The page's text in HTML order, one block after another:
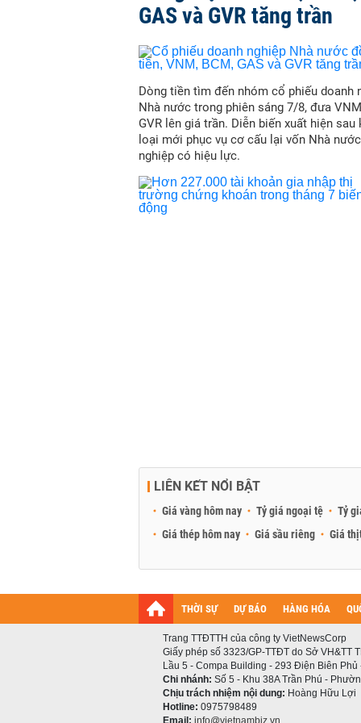
một cuộc kiểm tra cùng chẩn đoán y
Theo kênh truyền hình Zvezda, dữ liệu
Hôm 29/7, Phó Thủ tướng Nga Tatyana
19 "hứa hẹn nhất của Nga".
Bà Golikova cho hay việc đăng kí vắc
tháng 9.
Loại vắc xin còn lại - do Trung tâm
triển, được cho là sẽ đăng kí vào tháng
Golikova cho hay.
Hôm 1/8, Bộ trưởng Bộ Y tế Nga
chủng hàng loạt vào tháng 10.
Theo cập nhật từ Đại học Johns
tính với COVID-19 và 14.327 ca tử vong.
GAS và GVR tăng trần
Dòng tiền tìm đến nhóm cổ phiếu doanh
Nhà nước trong phiên sáng 7/8, đưa
GVR lên giá trần. Diễn biến xuất hiện sau
loại mới phục vụ cơ cấu lại vốn Nhà
nghiệp có hiệu lực.
LIÊN KẾT NỔI BẬT
Giá vàng hôm nay Tỷ giá ngoại tệ Tỷ
Giá thép hôm nay
Giá sầu riêng Giá
THỜI SỰ DỰ BÁO HÀNG HÓA
Trang TTĐTTH của công ty VietNewsCorp
Giấy phép số 3323/GP-TTĐT do Sở VH&TT
Lầu 5 - Compa Building - 293 Điện Biên
Chi nhánh: Số 5 - Khu 38A Trần Phú -
Chịu trách nhiệm nội dung: Hoàng Hữu Lợi
Hotline: 0975798489
Email: info@vietnambiz.vn